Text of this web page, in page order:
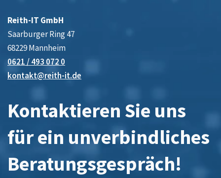
Reith-IT GmbH
Saarburger Ring 47
68229 Mannheim
0621 / 493 072 0
kontakt@reith-it.de
Kontaktieren Sie uns
für ein unverbindliches
Beratungsgespräch!